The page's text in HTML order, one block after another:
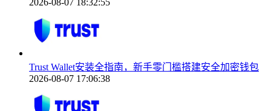
Trust Wallet安装全指南，新手零门槛搭建安全加密钱包
2026-08-07 17:06:38